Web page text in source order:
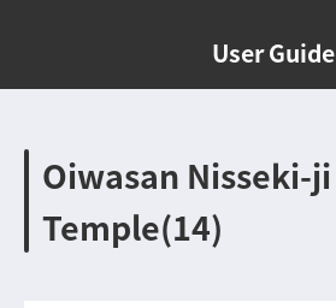
User Guide
Oiwasan Nisseki-ji
Temple(14)